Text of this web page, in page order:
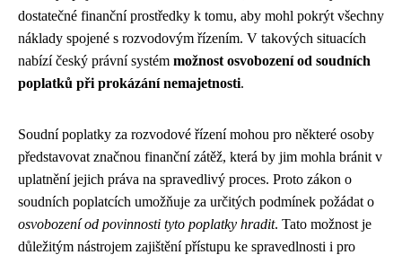
dostatečné finanční prostředky k tomu, aby mohl pokrýt všechny
náklady spojené s rozvodovým řízením. V takových situacích
nabízí český právní systém možnost osvobození od soudních
poplatků při prokázání nemajetnosti.
Soudní poplatky za rozvodové řízení mohou pro některé osoby
představovat značnou finanční zátěž, která by jim mohla bránit v
uplatnění jejich práva na spravedlivý proces. Proto zákon o
soudních poplatcích umožňuje za určitých podmínek požádat o
osvobození od povinnosti tyto poplatky hradit. Tato možnost je
důležitým nástrojem zajištění přístupu ke spravedlnosti i pro